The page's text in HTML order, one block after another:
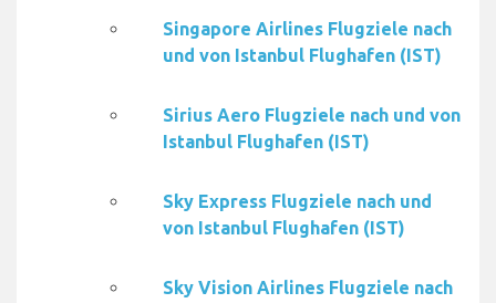
Singapore Airlines Flugziele nach
und von Istanbul Flughafen (IST)
Sirius Aero Flugziele nach und von
Istanbul Flughafen (IST)
Sky Express Flugziele nach und
von Istanbul Flughafen (IST)
Sky Vision Airlines Flugziele nach